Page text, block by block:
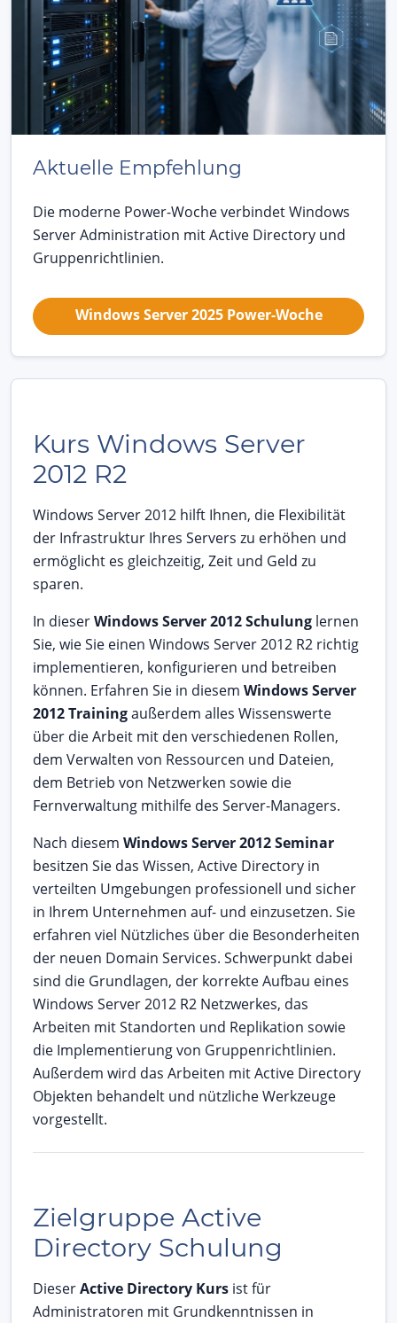
Aktuelle Empfehlung
Die moderne Power-Woche verbindet Windows
Server Administration mit Active Directory und
Gruppenrichtlinien.
Windows Server 2025 Power-Woche
Kurs Windows Server
2012 R2
Windows Server 2012 hilft Ihnen, die Flexibilität
der Infrastruktur Ihres Servers zu erhöhen und
ermöglicht es gleichzeitig, Zeit und Geld zu
sparen.
In dieserWindows Server 2012 Schulung lernen
Sie, wie Sie einen Windows Server 2012 R2 richtig
implementieren, konfigurieren und betreiben
können. Erfahren Sie in diesem Windows Server
2012 Trainingaußerdem alles Wissenswerte
über die Arbeit mit den verschiedenen Rollen,
dem Verwalten von Ressourcen und Dateien,
dem Betrieb von Netzwerken sowie die
Fernverwaltung mithilfe des Server-Managers.
Nach diesem Windows Server 2012 Seminar
besitzen Sie das Wissen, Active Directory in
verteilten Umgebungen professionell und sicher
in Ihrem Unternehmen auf- und einzusetzen. Sie
erfahren viel Nützliches über die Besonderheiten
der neuen Domain Services. Schwerpunkt dabei
sind die Grundlagen, der korrekte Aufbau eines
Windows Server 2012 R2 Netzwerkes, das
Arbeiten mit Standorten und Replikation sowie
die Implementierung von Gruppenrichtlinien.
Außerdem wird das Arbeiten mit Active Directory
Objekten behandelt und nützliche Werkzeuge
vorgestellt.
Zielgruppe Active
Directory Schulung
DieserActive Directory Kurs ist für
Administratoren mit Grundkenntnissen in